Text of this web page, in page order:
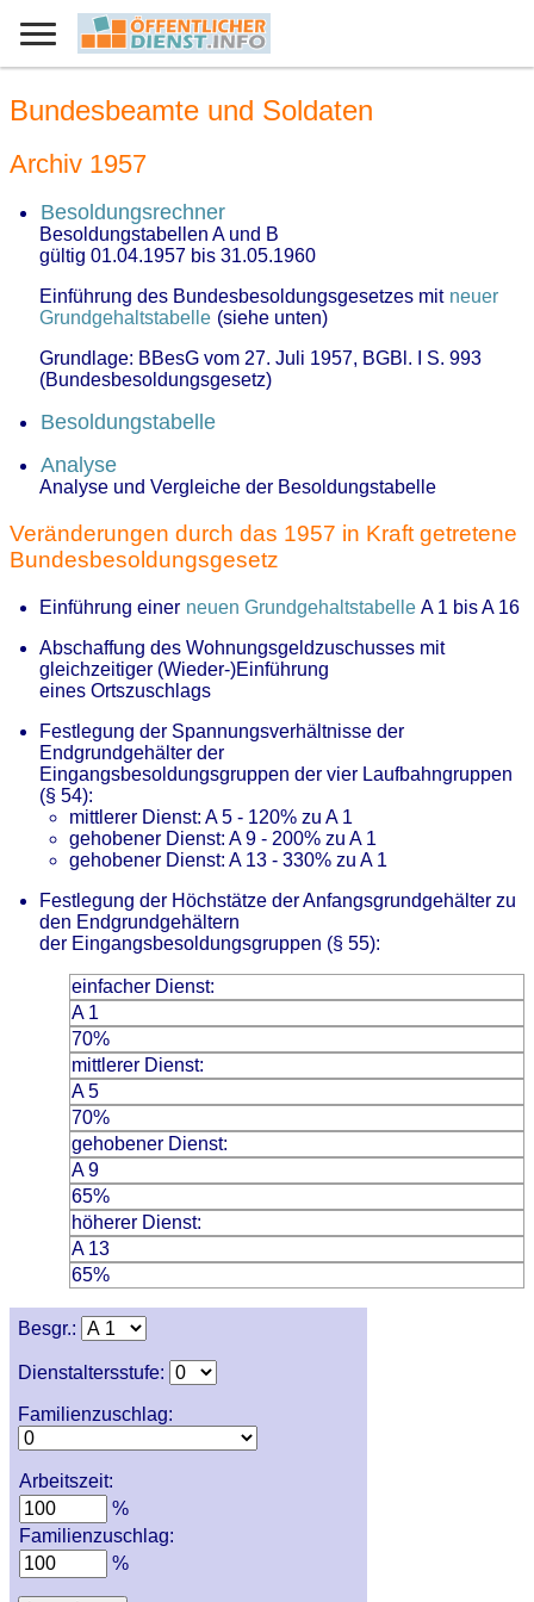
Bundesbeamte und Soldaten
Archiv 1957
Besgr.:
Dienstaltersstufe:
Familienzuschlag:
Arbeitszeit:
%
Familienzuschlag:
%
Besoldungsrechner
Besoldungstabellen A und B
gültig 01.04.1957 bis 31.05.1960
Einführung des Bundesbesoldungsgesetzes mit neuer
Grundgehaltstabelle (siehe unten)
Grundlage: BBesG vom 27. Juli 1957, BGBl. I S. 993
(Bundesbesoldungsgesetz)
Besoldungstabelle
Analyse
Analyse und Vergleiche der Besoldungstabelle
Veränderungen durch das 1957 in Kraft getretene
Bundesbesoldungsgesetz
Einführung einer neuen Grundgehaltstabelle A 1 bis A 16
Abschaffung des Wohnungsgeldzuschusses mit
gleichzeitiger (Wieder-)Einführung
eines Ortszuschlags
Festlegung der Spannungsverhältnisse der
Endgrundgehälter der
Eingangsbesoldungsgruppen der vier Laufbahngruppen
(§ 54):
mittlerer Dienst: A 5 - 120% zu A 1
gehobener Dienst: A 9 - 200% zu A 1
gehobener Dienst: A 13 - 330% zu A 1
Festlegung der Höchstätze der Anfangsgrundgehälter zu
den Endgrundgehältern
der Eingangsbesoldungsgruppen (§ 55):
einfacher Dienst:
A 1
70%
mittlerer Dienst:
A 5
70%
gehobener Dienst:
A 9
65%
höherer Dienst:
A 13
65%